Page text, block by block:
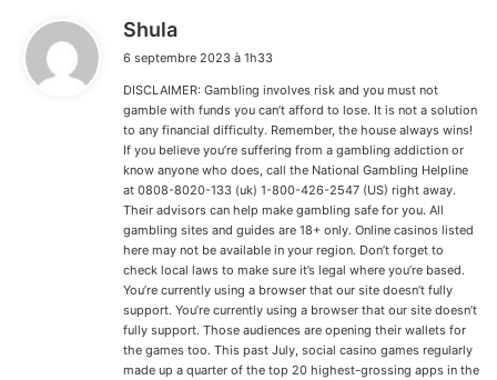
Shula
t
:
6 septembre 2023 à 1h33
DISCLAIMER: Gambling involves risk and you must not
gamble with funds you can’t afford to lose. It is not a solution
to any financial difficulty. Remember, the house always wins!
If you believe you’re suffering from a gambling addiction or
know anyone who does, call the National Gambling Helpline
at 0808-8020-133 (uk) 1-800-426-2547 (US) right away.
Their advisors can help make gambling safe for you. All
gambling sites and guides are 18+ only. Online casinos listed
here may not be available in your region. Don’t forget to
check local laws to make sure it’s legal where you’re based.
You’re currently using a browser that our site doesn’t fully
support. You’re currently using a browser that our site doesn’t
fully support. Those audiences are opening their wallets for
the games too. This past July, social casino games regularly
made up a quarter of the top 20 highest-grossing apps in the